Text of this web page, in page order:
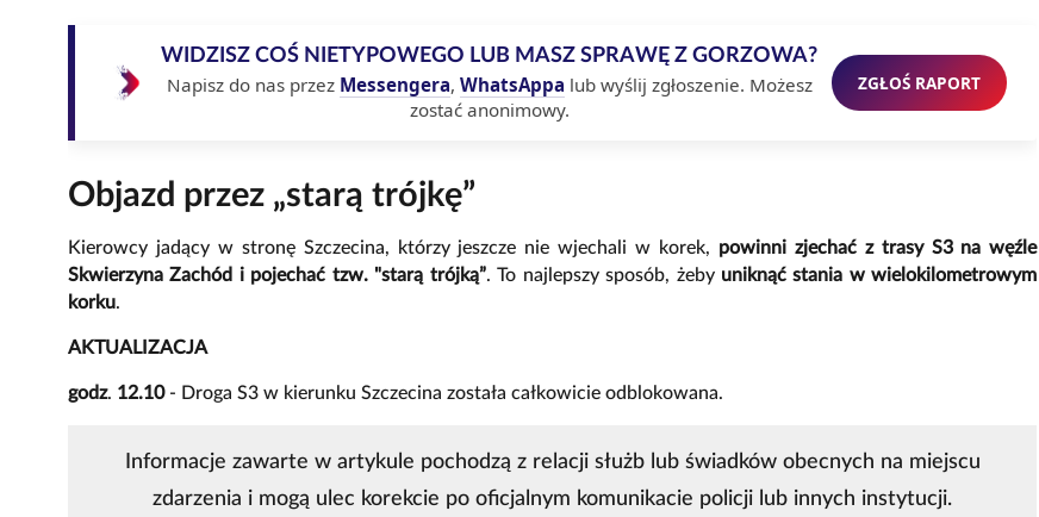
WIDZISZ COŚ NIETYPOWEGO LUB MASZ SPRAWĘ Z GORZOWA?
Napisz do nas przez Messengera, WhatsAppa lub wyślij zgłoszenie. Możesz
zostać anonimowy.
ZGŁOŚ RAPORT
Objazd przez „starą trójkę”
Kierowcy jadący w stronę Szczecina, którzy jeszcze nie wjechali w korek, powinni zjechać z trasy S3 na węźle
Skwierzyna Zachód i pojechać tzw. "starą trójką”. To najlepszy sposób, żeby uniknąć stania w wielokilometrowym
korku.
AKTUALIZACJA
godz. 12.10- Droga S3 w kierunku Szczecina została całkowicie odblokowana.
Informacje zawarte w artykule pochodzą z relacji służb lub świadków obecnych na miejscu
zdarzenia i mogą ulec korekcie po oficjalnym komunikacie policji lub innych instytucji.